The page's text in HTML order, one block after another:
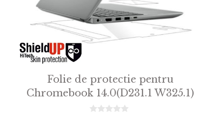
Folie de protectie pentru
Chromebook 14.0(D231.1 W325.1)